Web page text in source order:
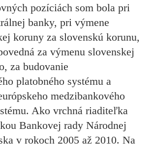
pozíciách som bola pri
banky, pri výmene
koruny za slovenskú korunu,
za výmenu slovenskej
za budovanie
platobného systému a
medzibankového
Ako vrchná riaditeľka
Bankovej rady Národnej
v rokoch 2005 až 2010. Na